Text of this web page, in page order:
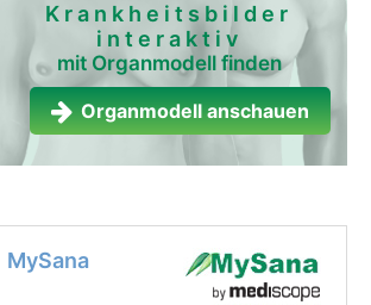
Krankheitsbilder
interaktiv
mit Organmodell finden
Organmodell anschauen
MySana